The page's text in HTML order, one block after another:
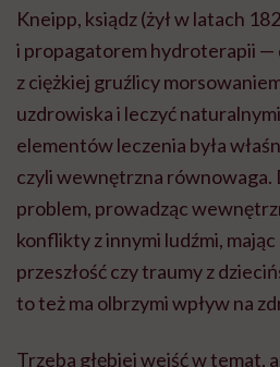
Kneipp, ksiądz (żył w latach
i propagatorem hydroterapii —
z ciężkiej gruźlicy
uzdrowiska i leczyć
elementów leczenia była
czyli wewnętrzna równowaga.
problem, prowadząc
konflikty z innymi ludźmi,
przeszłość czy traumy z
to też ma olbrzymi wpływ na
Trzeba głębiej wejść w temat,